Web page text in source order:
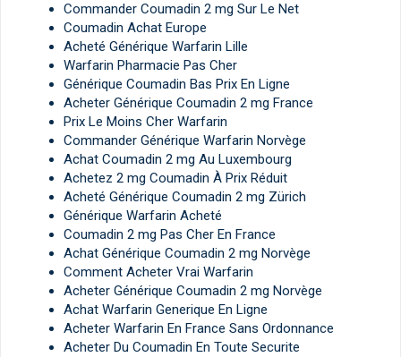
Commander Coumadin 2 mg Sur Le Net
Coumadin Achat Europe
Acheté Générique Warfarin Lille
Warfarin Pharmacie Pas Cher
Générique Coumadin Bas Prix En Ligne
Acheter Générique Coumadin 2 mg France
Prix Le Moins Cher Warfarin
Commander Générique Warfarin Norvège
Achat Coumadin 2 mg Au Luxembourg
Achetez 2 mg Coumadin À Prix Réduit
Acheté Générique Coumadin 2 mg Zürich
Générique Warfarin Acheté
Coumadin 2 mg Pas Cher En France
Achat Générique Coumadin 2 mg Norvège
Comment Acheter Vrai Warfarin
Acheter Générique Coumadin 2 mg Norvège
Achat Warfarin Generique En Ligne
Acheter Warfarin En France Sans Ordonnance
Acheter Du Coumadin En Toute Securite